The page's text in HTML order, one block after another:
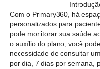
Com o Primary360, há
personalizados para
pode monitorar sua saúde
o auxílio do plano, você
necessidade de consultar
por dia, 7 dias por semana,